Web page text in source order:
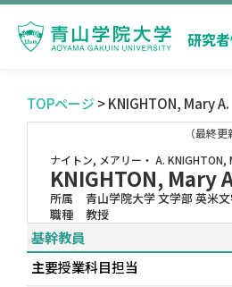
研究
TOPページ > KNIGHTON, Mary A.
（最終
ナイトン, メアリー・ A. KNIGHTON,
KNIGHTON, Mary
所属
青山学院大学 文学部 英米
職種
教授
基幹教員
主要授業科目担当